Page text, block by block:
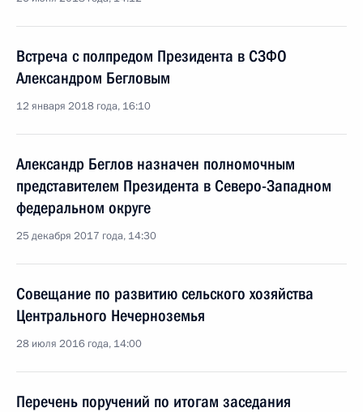
Встреча с полпредом Президента в СЗФО
Александром Бегловым
12 января 2018 года, 16:10
Александр Беглов назначен полномочным
представителем Президента в Северо-Западном
федеральном округе
25 декабря 2017 года, 14:30
Совещание по развитию сельского хозяйства
Центрального Нечерноземья
28 июля 2016 года, 14:00
Перечень поручений по итогам заседания